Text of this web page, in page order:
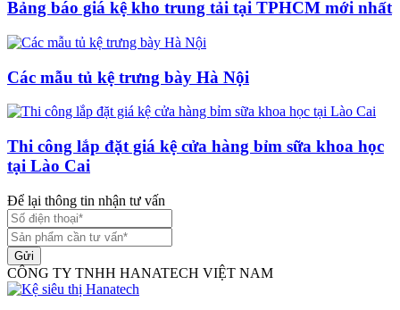
Bảng báo giá kệ kho trung tải tại TPHCM mới nhất
Các mẫu tủ kệ trưng bày Hà Nội
Thi công lắp đặt giá kệ cửa hàng bỉm sữa khoa học
tại Lào Cai
Để lại thông tin nhận tư vấn
Gửi
CÔNG TY TNHH HANATECH VIỆT NAM